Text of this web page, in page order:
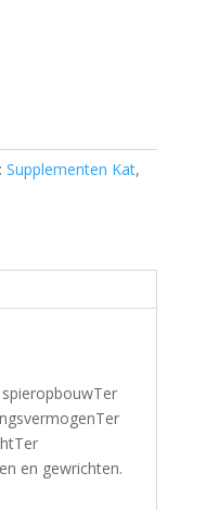
Supplementen Kat,
en gewrichten.